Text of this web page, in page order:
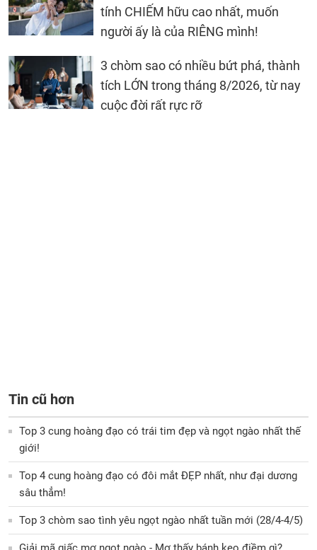
tính CHIẾM hữu cao nhất, muốn
người ấy là của RIÊNG mình!
3 chòm sao có nhiều bứt phá, thành
tích LỚN trong tháng 8/2026, từ nay
cuộc đời rất rực rỡ
Tin cũ hơn
Top 3 cung hoàng đạo có trái tim đẹp và ngọt ngào nhất thế
giới!
Top 4 cung hoàng đạo có đôi mắt ĐẸP nhất, như đại dương
sâu thẳm!
Top 3 chòm sao tình yêu ngọt ngào nhất tuần mới (28/4-4/5)